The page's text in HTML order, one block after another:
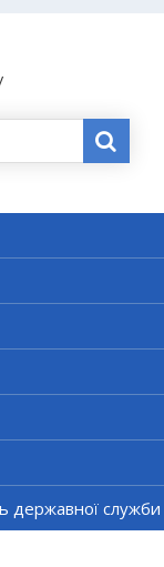
державної служби